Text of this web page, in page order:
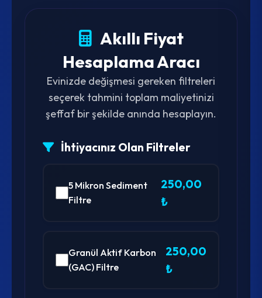
Akıllı Fiyat
Hesaplama Aracı
Evinizde değişmesi gereken filtreleri
seçerek tahmini toplam maliyetinizi
şeffaf bir şekilde anında hesaplayın.
İhtiyacınız Olan Filtreler
5 Mikron Sediment
Filtre
250,00
₺
Granül Aktif Karbon
(GAC) Filtre
250,00
₺